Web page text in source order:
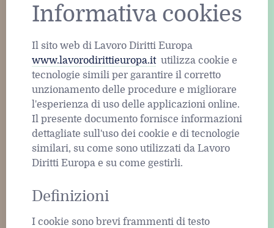
Informativa cookies
Il sito web di Lavoro Diritti Europa
www.lavorodirittieuropa.itutilizza cookie e
tecnologie simili per garantire il corretto
unzionamento delle procedure e migliorare
l'esperienza di uso delle applicazioni online.
Il presente documento fornisce informazioni
dettagliate sull'uso dei cookie e di tecnologie
similari, su come sono utilizzati da Lavoro
Diritti Europa e su come gestirli.
Definizioni
I cookie sono brevi frammenti di testo